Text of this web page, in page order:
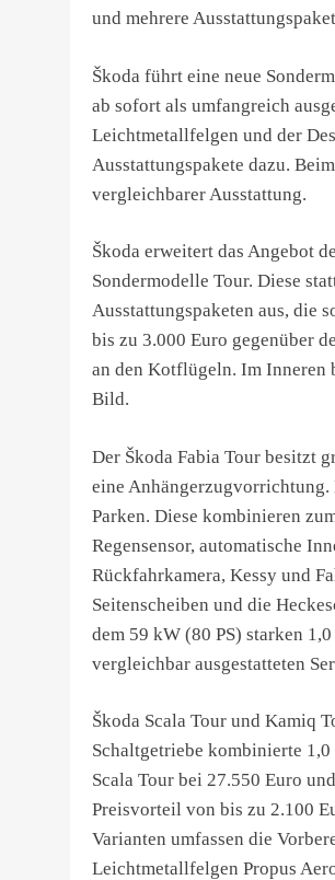
und mehrere
Škoda führt eine neue
ab sofort als umfangreich
Leichtmetallfelgen und der
Ausstattungspakete dazu.
vergleichbarer Ausstattung.
Škoda erweitert das Angebot
Sondermodelle Tour. Diese
Ausstattungspaketen aus, die
bis zu 3.000 Euro gegenüber
an den Kotflügeln. Im Inneren
Bild.
Der Škoda Fabia Tour besitzt
eine
Parken. Diese kombinieren
Regensensor, automatische
Rückfahrkamera, Kessy und
Seitenscheiben und die
dem 59 kW (80 PS) starken
vergleichbar ausgestatteten
Škoda Scala Tour und Kamiq
Schaltgetriebe kombinierte
Scala Tour bei 27.550 Euro
Preisvorteil von bis zu 2.100
Varianten umfassen die
Leichtmetallfelgen Propus